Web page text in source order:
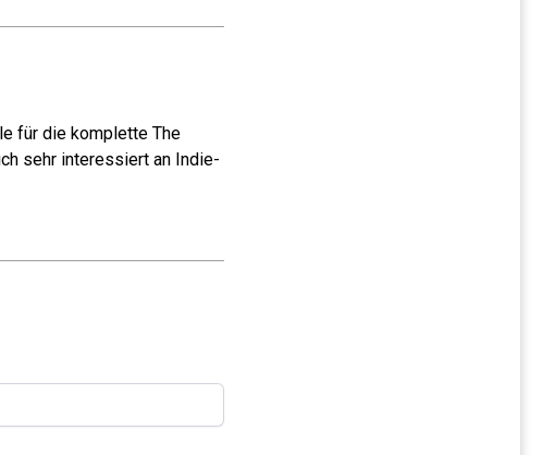
für die komplette The
sehr interessiert an Indie-